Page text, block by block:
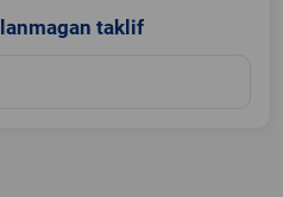
taklif